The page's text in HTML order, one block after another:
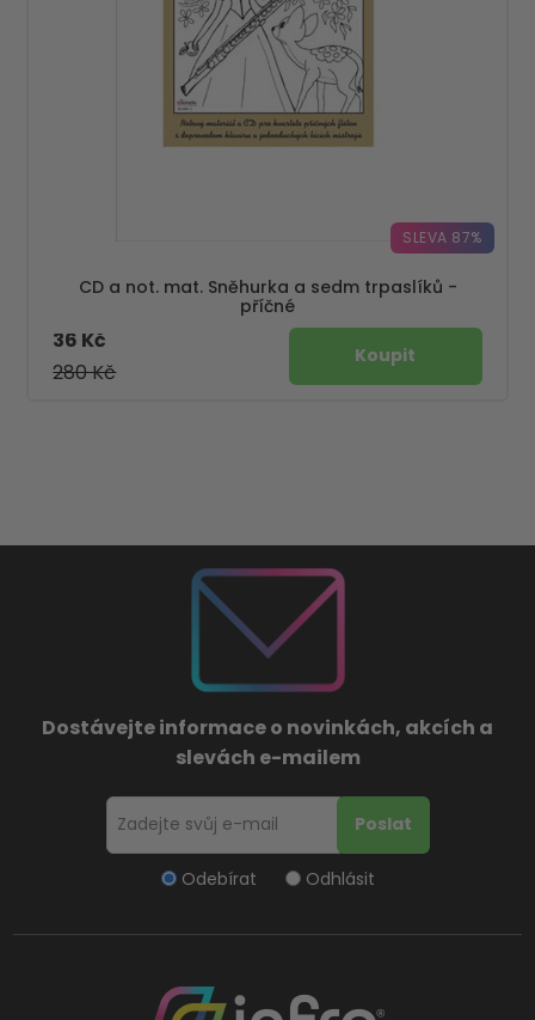
SLEVA 87%
CD a not. mat. Sněhurka a sedm trpaslíků -
příčné
280 Kč
36 Kč
Dostávejte informace o novinkách, akcích a
slevách e-mailem
Odebírat Odhlásit